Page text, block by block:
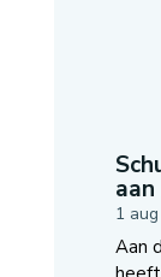
1
Aan